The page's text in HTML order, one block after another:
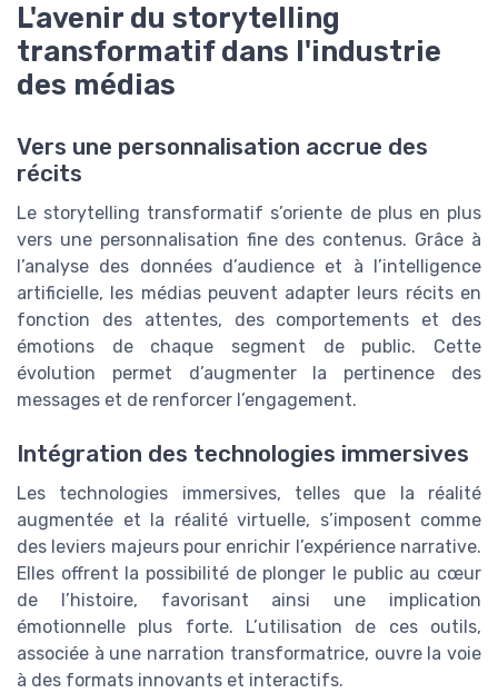
L'avenir du storytelling
transformatif dans l'industrie
des médias
Vers une personnalisation accrue des
récits
Le storytelling transformatif s’oriente de plus en plus
vers une personnalisation fine des contenus. Grâce à
l’analyse des données d’audience et à l’intelligence
artificielle, les médias peuvent adapter leurs récits en
fonction des attentes, des comportements et des
émotions de chaque segment de public. Cette
évolution permet d’augmenter la pertinence des
messages et de renforcer l’engagement.
Intégration des technologies immersives
Les technologies immersives, telles que la réalité
augmentée et la réalité virtuelle, s’imposent comme
des leviers majeurs pour enrichir l’expérience narrative.
Elles offrent la possibilité de plonger le public au cœur
de l’histoire, favorisant ainsi une implication
émotionnelle plus forte. L’utilisation de ces outils,
associée à une narration transformatrice, ouvre la voie
à des formats innovants et interactifs.